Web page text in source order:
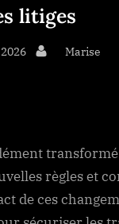
litiges
ByMarise
règles et
de ces